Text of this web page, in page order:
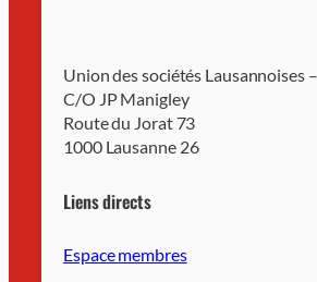
Union des sociétés Lausannoises
C/O JP Manigley
Route du Jorat 73
1000 Lausanne 26
Liens directs
Espace membres